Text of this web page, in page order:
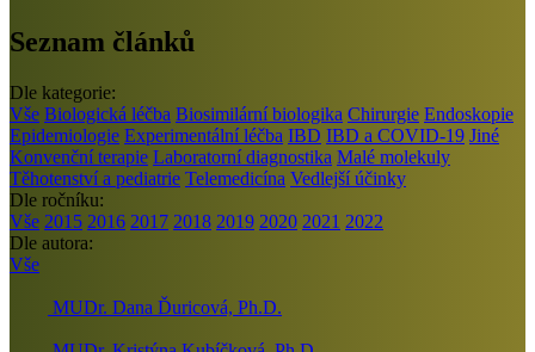
Seznam článků
Dle kategorie:
Vše Biologická léčba Biosimilární biologika Chirurgie Endoskopie
Epidemiologie Experimentální léčba IBD IBD a COVID-19 Jiné
Konvenční terapie Laboratorní diagnostika Malé molekuly
Těhotenství a pediatrie Telemedicína Vedlejší účinky
Dle ročníku:
Vše 2015 2016 2017 2018 2019 2020 2021 2022
Dle autora:
Vše
MUDr. Dana Ďuricová, Ph.D.